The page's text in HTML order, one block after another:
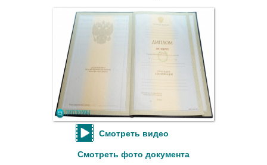
Смотреть видео
Смотреть фото документа